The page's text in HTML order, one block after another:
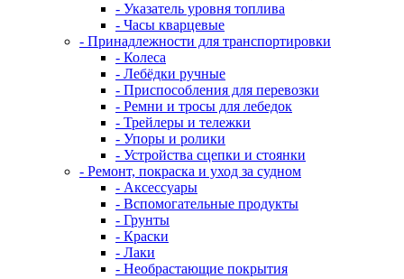
- Указатель уровня топлива
- Часы кварцевые
- Принадлежности для транспортировки
- Колеса
- Лебёдки ручные
- Приспособления для перевозки
- Ремни и тросы для лебедок
- Трейлеры и тележки
- Упоры и ролики
- Устройства сцепки и стоянки
- Ремонт, покраска и уход за судном
- Аксессуары
- Вспомогательные продукты
- Грунты
- Краски
- Лаки
- Необрастающие покрытия